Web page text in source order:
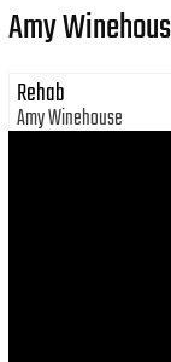
Amy
Rehab
Amy Winehouse